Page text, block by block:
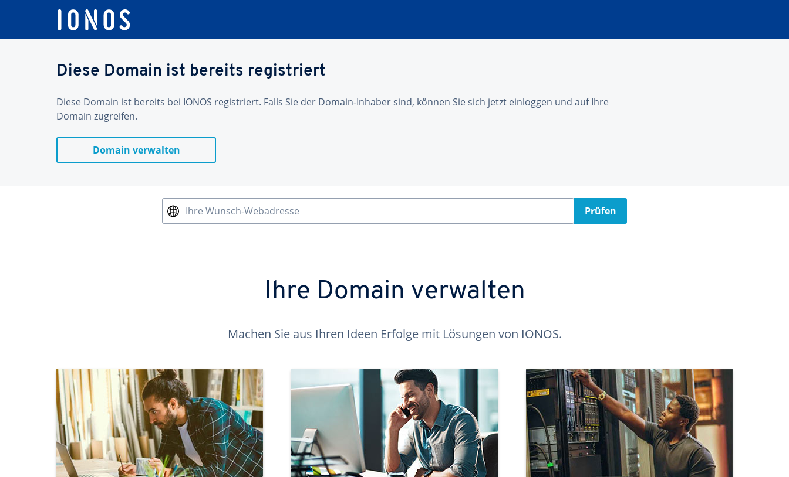
Diese Domain ist bereits registriert
Diese Domain ist bereits bei IONOS registriert. Falls Sie der Domain-Inhaber sind, können Sie sich jetzt einloggen und auf Ihre
Domain zugreifen.
Domain verwalten
Ihre Wunsch-Webadresse Prüfen
Ihre Domain verwalten
Machen Sie aus Ihren Ideen Erfolge mit Lösungen von IONOS.